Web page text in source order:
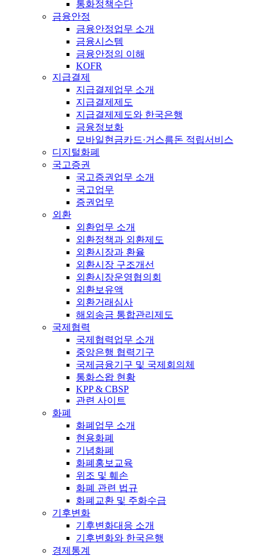
통화정책수단
금융안정
금융안정업무 소개
금융시스템
금융안정의 이해
KOFR
지급결제
지급결제업무 소개
지급결제제도
지급결제제도와 한국은행
금융정보화
모바일현금카드·거스름돈 적립서비스
디지털화폐
국고증권
국고증권업무 소개
국고업무
증권업무
외환
외환업무 소개
외환정책과 외환제도
외환시장과 환율
외환시장 구조개선
외환시장운영협의회
외환보유액
외환거래심사
해외송금 통합관리제도
국제협력
국제협력업무 소개
중앙은행 협력기구
국제금융기구 및 국제회의체
통화스왑 현황
KPP & CBSP
관련 사이트
화폐
화폐업무 소개
현용화폐
기념화폐
화폐홍보교육
위조 및 훼손
화폐 관련 법규
화폐교환 및 주화수급
기후변화
기후변화대응 소개
기후변화와 한국은행
경제통계